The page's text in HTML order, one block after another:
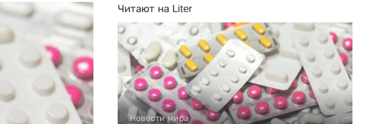
Читают на Liter
Новости мира